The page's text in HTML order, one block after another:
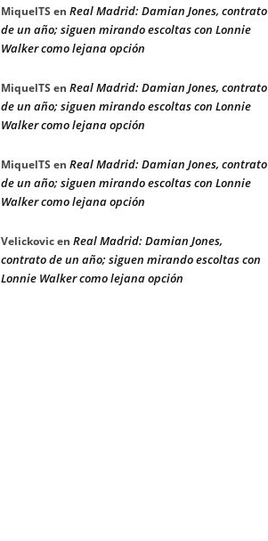
MiquelTS en Real Madrid: Damian Jones, contrato
de un año; siguen mirando escoltas con Lonnie
Walker como lejana opción
MiquelTS en Real Madrid: Damian Jones, contrato
de un año; siguen mirando escoltas con Lonnie
Walker como lejana opción
MiquelTS en Real Madrid: Damian Jones, contrato
de un año; siguen mirando escoltas con Lonnie
Walker como lejana opción
Velickovicen Real Madrid: Damian Jones,
contrato de un año; siguen mirando escoltas con
Lonnie Walker como lejana opción